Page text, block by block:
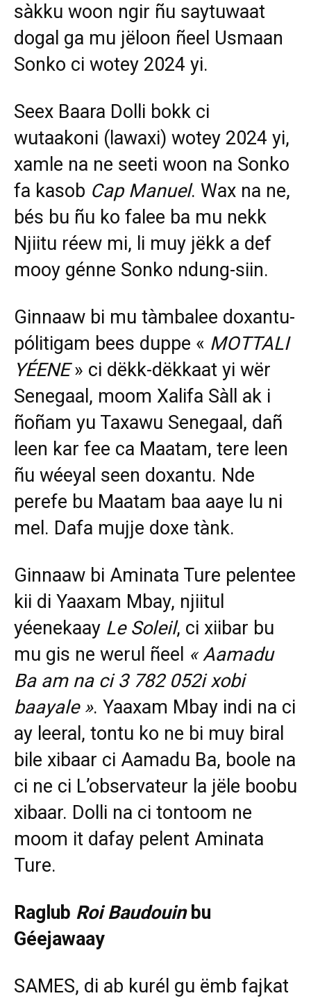
sàkku woon ngir ñu saytuwaat
dogal ga mu jëloon ñeel Usmaan
Sonko ci wotey 2024 yi.
Seex Baara Dolli bokk ci
wutaakoni (lawaxi) wotey 2024 yi,
xamle na ne seeti woon na Sonko
fa kasob Cap Manuel. Wax na ne,
bés bu ñu ko falee ba mu nekk
Njiitu réew mi, li muy jëkk a def
mooy génne Sonko ndung-siin.
Ginnaaw bi mu tàmbalee doxantu-
pólitigam bees duppe « MOTTALI
YÉENE» ci dëkk-dëkkaat yi wër
Senegaal, moom Xalifa Sàll ak i
ñoñam yu Taxawu Senegaal, dañ
leen kar fee ca Maatam, tere leen
ñu wéeyal seen doxantu. Nde
perefe bu Maatam baa aaye lu ni
mel. Dafa mujje doxe tànk.
Ginnaaw bi Aminata Ture pelentee
kii di Yaaxam Mbay, njiitul
yéenekaay Le Soleil, ci xiibar bu
mu gis ne werul ñeel « Aamadu
Ba am na ci 3 782 052i xobi
baayale ». Yaaxam Mbay indi na ci
ay leeral, tontu ko ne bi muy biral
bile xibaar ci Aamadu Ba, boole na
ci ne ci L’observateur la jële boobu
xibaar. Dolli na ci tontoom ne
moom it dafay pelent Aminata
Ture.
Raglub Roi Baudouinbu
Géejawaay
SAMES, di ab kurél gu ëmb fajkat